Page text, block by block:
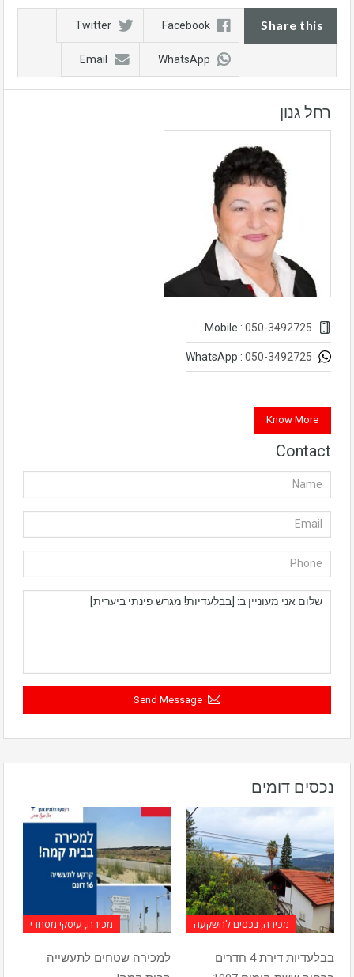
Share this
Facebook
Twitter
WhatsApp
Email
רחל גנון
050-3492725
050-3492725
Know More
Contact
Send Message
נכסים דומים
מכירה, נכסים להשקעה
בבלעדיות דירת 4 חדרים
מכירה, עיסקי מסחרי
למכירה שטחים לתעשייה